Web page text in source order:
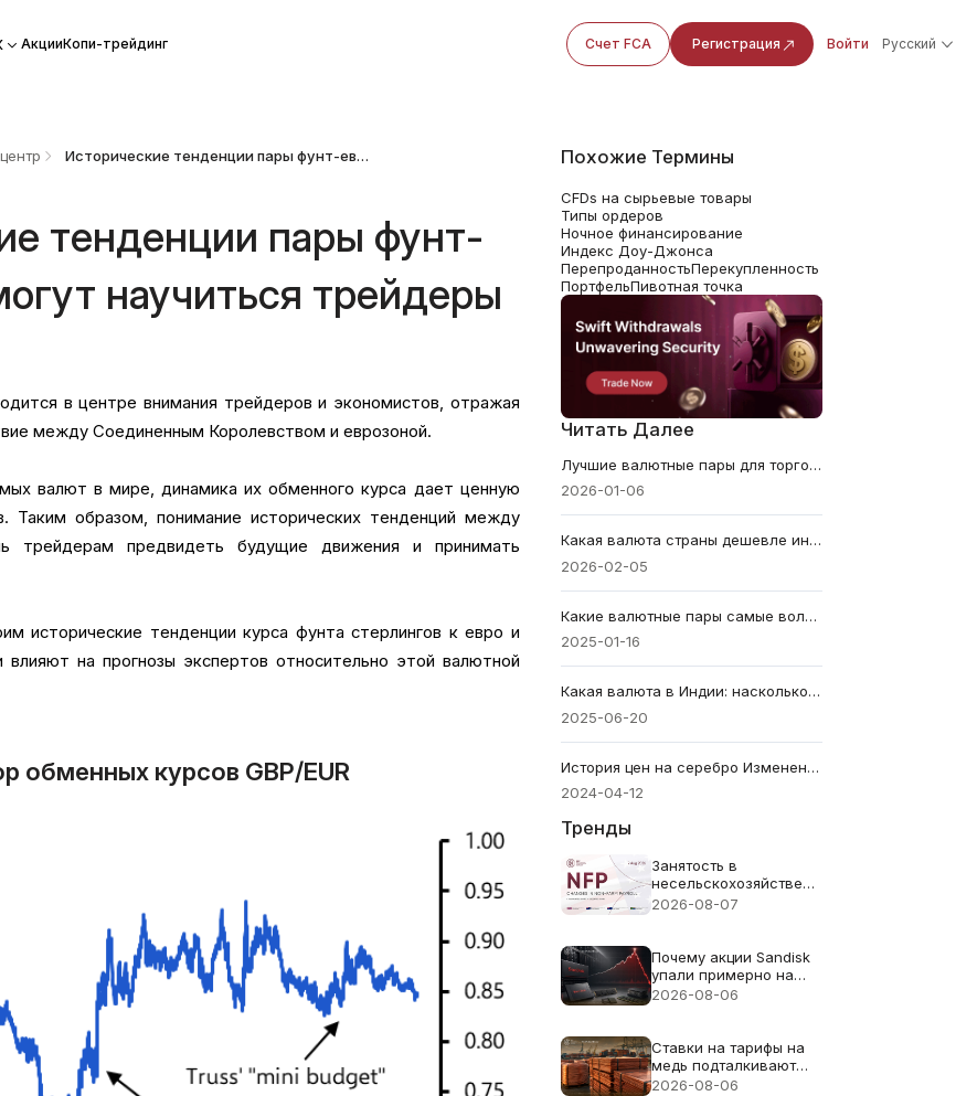
АкцииКопи-трейдинг Счет FCA Регистрация Войти Русский
Исторические тенденции пары фунт-евро: чему могут научиться трейдеры
тенденции пары фунт-
научиться трейдеры
в центре внимания трейдеров и экономистов, отражая
между Соединенным Королевством и еврозоной.
валют в мире, динамика их обменного курса дает ценную
Таким образом, понимание исторических тенденций между
трейдерам предвидеть будущие движения и принимать
исторические тенденции курса фунта стерлингов к евро и
на прогнозы экспертов относительно этой валютной
обменных курсов GBP/EUR
Похожие Термины
CFDs на сырьевые товары
Типы ордеров
Ночное финансирование
Индекс Доу-Джонса
ПерепроданностьПерекупленность
ПортфельПивотная точка
Читать Далее
Лучшие валютные пары для торговли на Форекс в январе 2026 года
2026-01-06
Какая валюта страны дешевле индийской в 2026 году? Топ-30
2026-02-05
Какие валютные пары самые волатильные на рынке Форекс
2025-01-16
Какая валюта в Индии: насколько она сильна сегодня?
2025-06-20
История цен на серебро Изменения и будущие тенденции
2024-04-12
Тренды
Занятость в
несельскохозяйственном
секторе (NFP) за июль
57 тыс. Прогноз: 83
тыс.
2026-08-07
Почему акции Sandisk
упали примерно на
13% несмотря на
2026-08-06
Ставки на тарифы на
медь подталкивают
цену меди к рекорду
2026-08-06